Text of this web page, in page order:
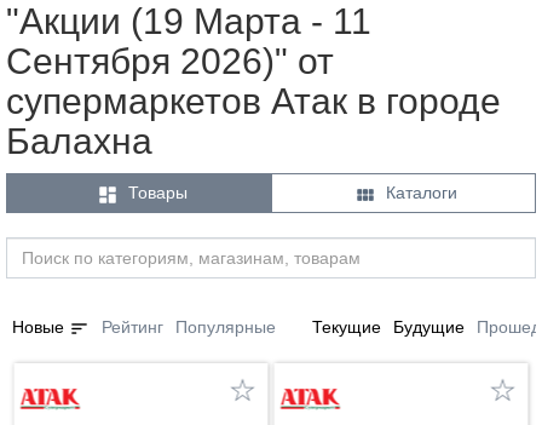
"Акции (19 Марта - 11
Сентября 2026)" от
супермаркетов Атак в городе
Балахна
 Товары  Каталоги
Новые sort Рейтинг Популярные Текущие Будущие